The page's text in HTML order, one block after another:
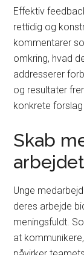
Effektiv
rettidig og
kommentarer
omkring, hvad
addresserer
og resultater
konkrete
Skab
arbejdet
Unge
deres arbejde
meningsfuldt.
at